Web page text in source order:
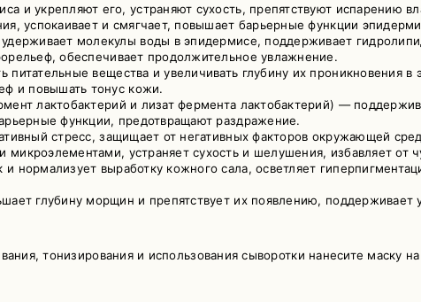
и укрепляют его, устраняют сухость, препятствуют испарению
успокаивает и смягчает, повышает барьерные функции
удерживает молекулы воды в эпидермисе, поддерживает
обеспечивает продолжительное увлажнение.
вещества и увеличивать глубину их проникновения в
и повышать тонус кожи.
лактобактерий и лизат фермента лактобактерий) —
функции, предотвращают раздражение.
стресс, защищает от негативных факторов окружающей
устраняет сухость и шелушения, избавляет от
нормализует выработку кожного сала, осветляет
глубину морщин и препятствует их появлению, поддерживает
тонизирования и использования сыворотки нанесите маску